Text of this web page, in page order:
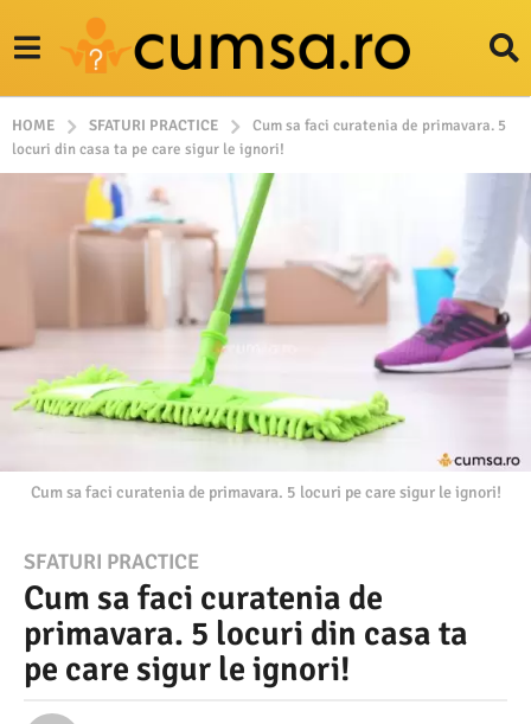
HOME SFATURI PRACTICE
Cum sa faci curatenia de primavara. 5
locuri din casa ta pe care sigur le ignori!
Cum sa faci curatenia de primavara. 5 locuri pe care sigur le ignori!
2
1
.
0
SFATURI PRACTICE
Cum sa faci curatenia de
primavara. 5 locuri din casa ta
pe care sigur le ignori!